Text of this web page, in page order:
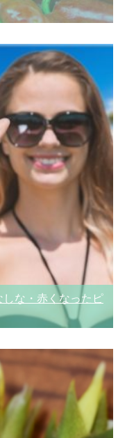
しな・赤くなったピ